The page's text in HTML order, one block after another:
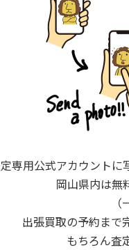
専用公式アカウントに
岡山県内は無
出張買取の予約まで
もちろん査